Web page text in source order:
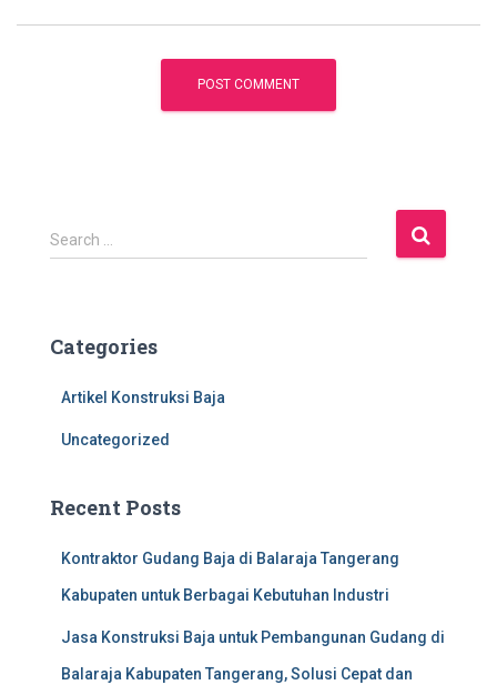
S
e
h
Search …
Categories
Artikel Konstruksi Baja
Uncategorized
Recent Posts
Kontraktor Gudang Baja di Balaraja Tangerang
Kabupaten untuk Berbagai Kebutuhan Industri
Jasa Konstruksi Baja untuk Pembangunan Gudang di
Balaraja Kabupaten Tangerang, Solusi Cepat dan